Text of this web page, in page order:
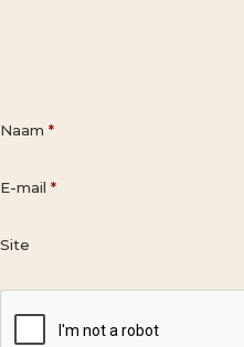
Naam *
E-mail *
Site